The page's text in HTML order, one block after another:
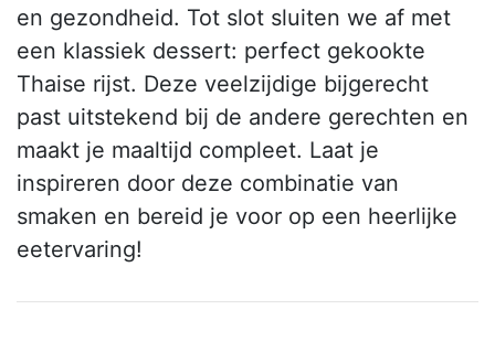
en gezondheid. Tot slot sluiten we af met
een klassiek dessert: perfect gekookte
Thaise rijst. Deze veelzijdige bijgerecht
past uitstekend bij de andere gerechten en
maakt je maaltijd compleet. Laat je
inspireren door deze combinatie van
smaken en bereid je voor op een heerlijke
eetervaring!